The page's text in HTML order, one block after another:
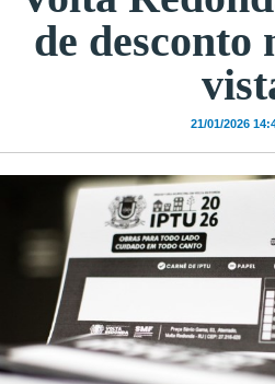
de desconto
21/01/2026